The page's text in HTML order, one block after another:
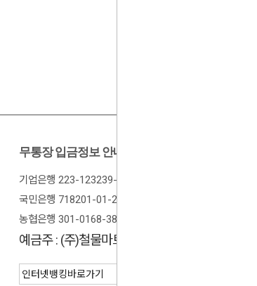
무통장 입금정보 안내
기업은행 223-123239-01-024
국민은행 718201-01-205674
농협은행 301-0168-3882-11
예금주 : (주)철물마트